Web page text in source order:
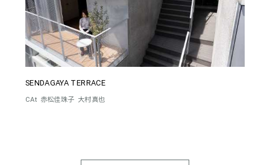
SENDAGAYA TERRACE
CAt 赤松佳珠子 大村真也